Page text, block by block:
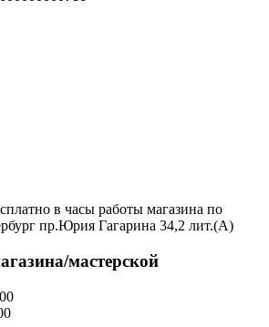
в часы работы магазина по
пр.Юрия Гагарина 34,2 лит.(А)
мастерской